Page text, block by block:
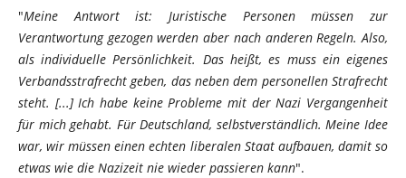
"Meine Antwort ist: Juristische Personen müssen zur
Verantwortung gezogen werden aber nach anderen Regeln. Also,
als individuelle Persönlichkeit. Das heißt, es muss ein eigenes
Verbandsstrafrecht geben, das neben dem personellen Strafrecht
steht. [...] Ich habe keine Probleme mit der Nazi Vergangenheit
für mich gehabt. Für Deutschland, selbstverständlich. Meine Idee
war, wir müssen einen echten liberalen Staat aufbauen, damit so
etwas wie die Nazizeit nie wieder passieren kann".